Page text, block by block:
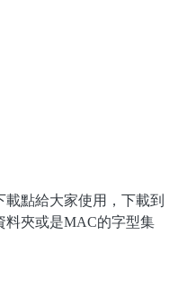
點給大家使用，下載到
料夾或是MAC的字型集